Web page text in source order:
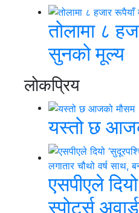
तोलामा ८
सुनको मूल्य
लाेकप्रिय
यस्तो छ
एसपीएले
स्पोर्ट्स